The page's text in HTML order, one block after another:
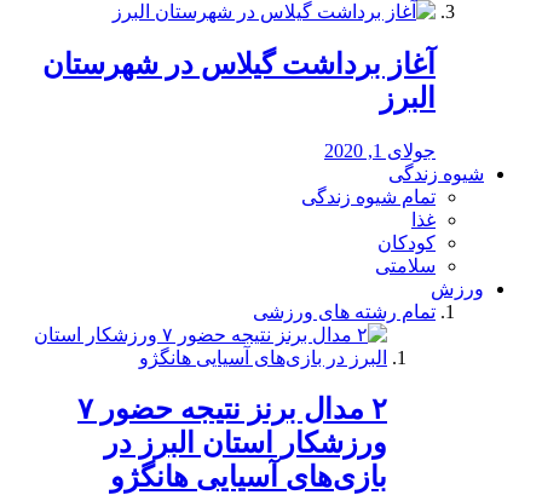
آغاز برداشت گیلاس در شهرستان
البرز
جولای 1, 2020
شیوه زندگی
تمام شیوه زندگی
غذا
کودکان
سلامتی
ورزش
تمام رشته های ورزشی
۲ مدال برنز نتیجه حضور ۷
ورزشکار استان البرز در
بازی‌های آسیایی هانگژو